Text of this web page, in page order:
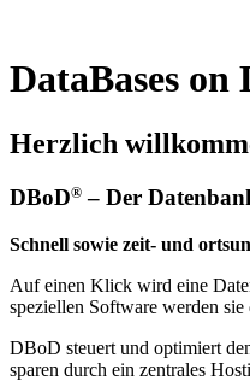
DataBases on
Herzlich
DBoD® – Der
Schnell sowie zeit- und
Auf einen Klick wird eine
speziellen Software werden
DBoD steuert und optimiert
sparen durch ein zentrales